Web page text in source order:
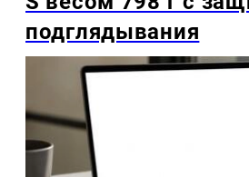
подглядывания